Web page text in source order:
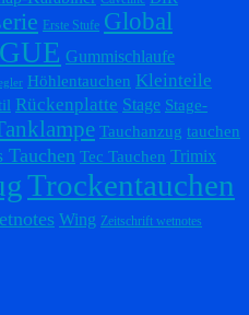
Erste Stufe Global
GUE Gummischlaufe
Höhlentauchen Kleinteile
Rückenplatte Stage Stage-
Tauchanzug tauchen
Tauchen Tec Tauchen Trimix
Trockentauchen
Wing Zeitschrift wetnotes